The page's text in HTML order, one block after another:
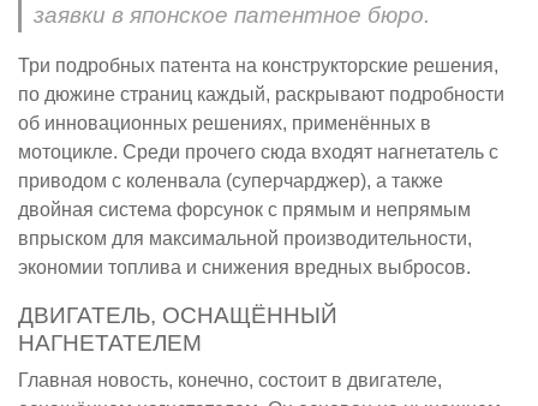
заявки в японское патентное бюро.
Три подробных патента на конструкторские решения,
по дюжине страниц каждый, раскрывают подробности
об инновационных решениях, применённых в
мотоцикле. Среди прочего сюда входят нагнетатель с
приводом с коленвала (суперчарджер), а также
двойная система форсунок с прямым и непрямым
впрыском для максимальной производительности,
экономии топлива и снижения вредных выбросов.
ДВИГАТЕЛЬ, ОСНАЩЁННЫЙ
НАГНЕТАТЕЛЕМ
Главная новость, конечно, состоит в двигателе,